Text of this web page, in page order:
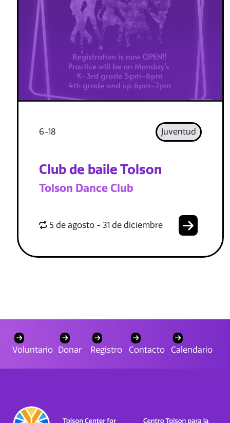
6-18 Juventud
Club de baile Tolson
Tolson Dance Club
5 de agosto - 31 de diciembre
Voluntario Donar Registro Contacto Calendario